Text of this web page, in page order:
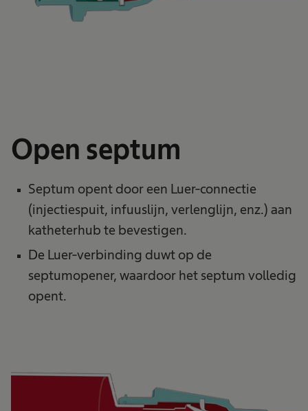
Open septum
Septum opent door een Luer-connectie
(injectiespuit, infuuslijn, verlenglijn, enz.) aan
katheterhub te bevestigen.
De Luer-verbinding duwt op de
septumopener, waardoor het septum volledig
opent.